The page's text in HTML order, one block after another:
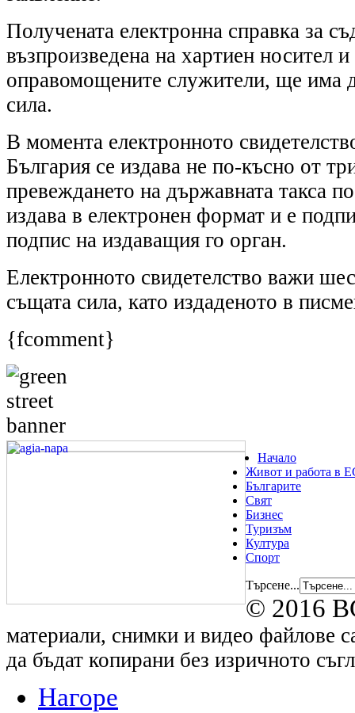
Получената електронна справка за
възпроизведена на хартиен носител и
оправомощените служители, ще има
сила.
В момента електронното
България се издава не по-късно от
превеждането на държавната такса
издава в електронен формат и е
подпис на издаващия го орган.
Електронното свидетелство важи
същата сила, като издаденото в
{fcomment}
Начало
Живот и работа в
Българите
Свят
Бизнес
Туризъм
Култура
Спорт
Търсене...
© 2016
материали, снимки и видео файлове
да бъдат копирани без изричното
Нагоре